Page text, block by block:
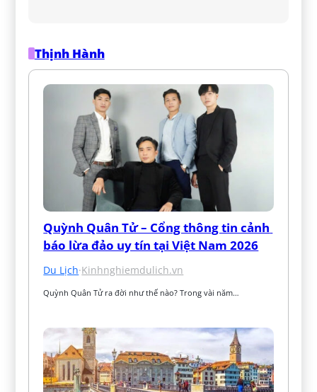
Thịnh Hành
Quỳnh Quân Tử – Cổng thông tin cảnh
báo lừa đảo uy tín tại Việt Nam 2026
Du Lịch·Kinhnghiemdulich.vn
Quỳnh Quân Tử ra đời như thế nào? Trong vài năm…